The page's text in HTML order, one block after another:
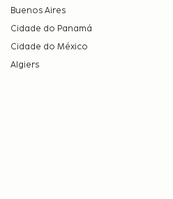
Buenos Aires
Cidade do Panamá
Cidade do México
Algiers